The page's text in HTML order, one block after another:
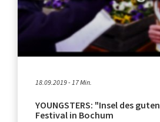
18.09.2019 - 17 Min.
YOUNGSTERS: "Insel des
Festival in Bochum